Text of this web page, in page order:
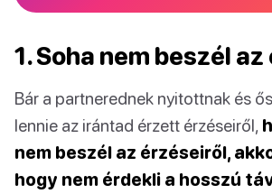
1. Soha nem beszél
Bár a partnerednek nyitottnak és
lennie az irántad érzett érzéseiről,
nem beszél az érzéseiről,
hogy nem érdekli a hosszú